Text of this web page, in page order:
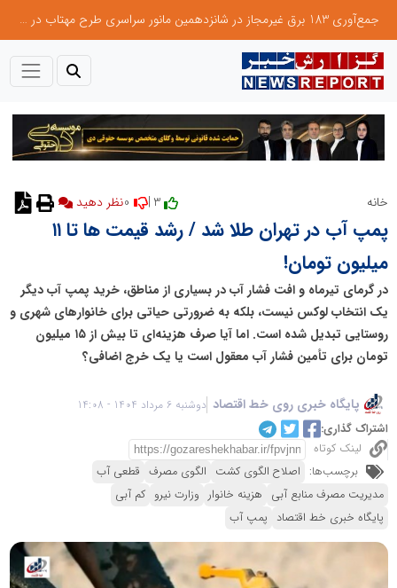
جمع‌آوری 183 برق غیرمجاز در شانزدهمین مانور سراسری طرح مهتاب در استان تهران
خانه 3 | نظر دهید
پمپ آب در تهران طلا شد / رشد قیمت ها تا ۱۱
میلیون تومان!
در گرمای تیرماه و افت فشار آب در بسیاری از مناطق، خرید پمپ آب دیگر
یک انتخاب لوکس نیست، بلکه به ضرورتی حیاتی برای خانوارهای شهری و
روستایی تبدیل شده است. اما آیا صرف هزینه‌ای تا بیش از ۱۵ میلیون
تومان برای تأمین فشار آب معقول است یا یک خرج اضافی؟
پایگاه خبری روی خط اقتصاد دوشنبه 6 مرداد 1404 - 14:08
اشتراک گذاری:
لینک کوتاه
برچسب‌ها: اصلاح الگوی کشت الگوی مصرف قطعی آب
مدیریت مصرف منابع آبی هزینه خانوار وزارت نیرو کم آبی
پایگاه خبری خط اقتصاد پمپ آب